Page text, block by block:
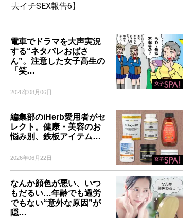
去イチSEX報告6】
電車でドラマを大声実況
する“ネタバレおばさ
ん”。注意した女子高生の
「笑…
2026年08月06日
編集部のiHerb愛用者がセ
レクト。健康・美容のお
悩み別、鉄板アイテム…
2026年06月22日
なんか顔色が悪い、いつ
もだるい…年齢でも過労
でもない“意外な原因”が
隠…